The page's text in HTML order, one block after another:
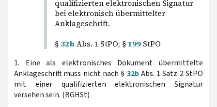
qualifizierten elektronischen Signatur
bei elektronisch übermittelter
Anklageschrift.
§ 32b Abs. 1 StPO; § 199 StPO
1. Eine als elektronisches Dokument übermittelte
Anklageschrift muss nicht nach § 32bAbs. 1 Satz 2 StPO
mit einer qualifizierten elektronischen Signatur
versehen sein. (BGHSt)